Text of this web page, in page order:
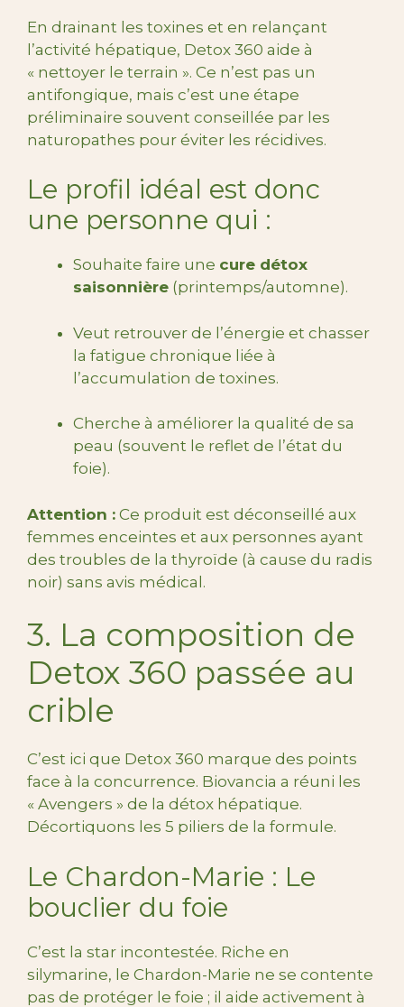
En drainant les toxines et en relançant
l’activité hépatique, Detox 360 aide à
« nettoyer le terrain ». Ce n’est pas un
antifongique, mais c’est une étape
préliminaire souvent conseillée par les
naturopathes pour éviter les récidives.
Le profil idéal est donc
une personne qui :
Souhaite faire une cure détox
saisonnière (printemps/automne).
Veut retrouver de l’énergie et chasser
la fatigue chronique liée à
l’accumulation de toxines.
Cherche à améliorer la qualité de sa
peau (souvent le reflet de l’état du
foie).
Attention : Ce produit est déconseillé aux
femmes enceintes et aux personnes ayant
des troubles de la thyroïde (à cause du radis
noir) sans avis médical.
3. La composition de
Detox 360 passée au
crible
C’est ici que Detox 360 marque des points
face à la concurrence. Biovancia a réuni les
« Avengers » de la détox hépatique.
Décortiquons les 5 piliers de la formule.
Le Chardon-Marie : Le
bouclier du foie
C’est la star incontestée. Riche en
silymarine, le Chardon-Marie ne se contente
pas de protéger le foie ; il aide activement à